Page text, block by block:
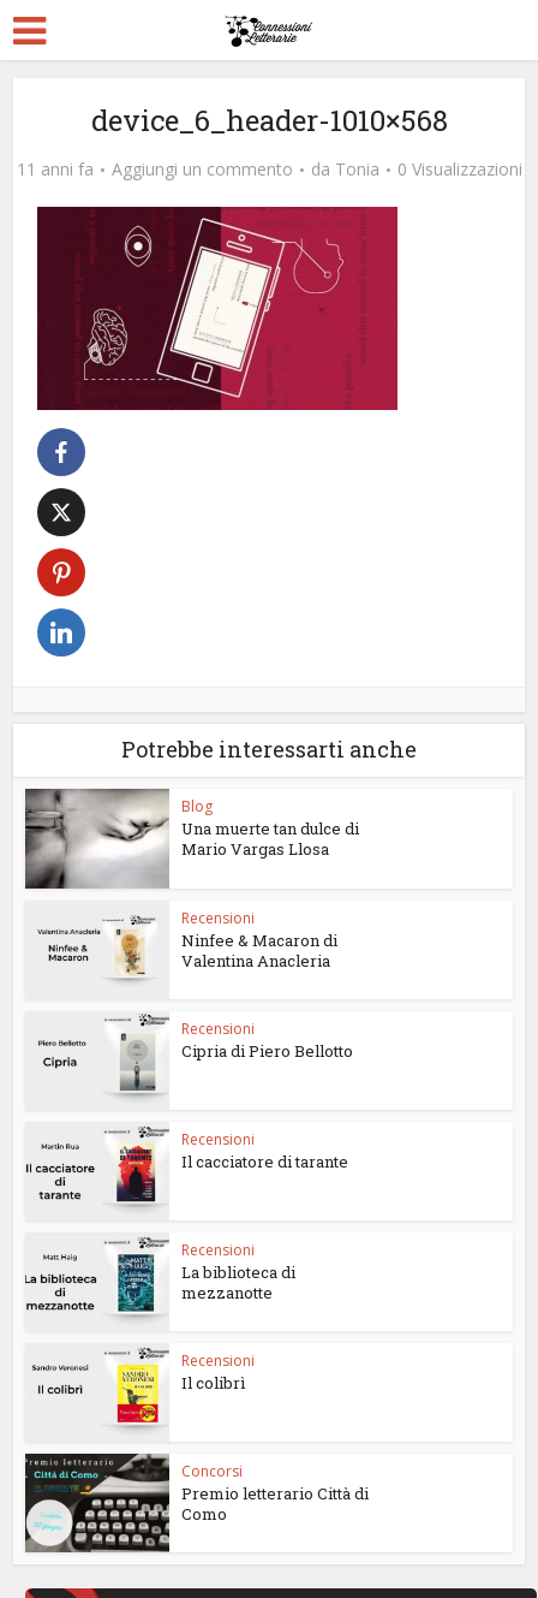
device_6_header-1010×568
11 anni fa Aggiungi un commento da Tonia 0 Visualizzazioni
Potrebbe interessarti anche
Blog
Una muerte tan dulce di
Mario Vargas Llosa
Recensioni
Ninfee & Macaron di
Valentina Anacleria
Recensioni
Cipria di Piero Bellotto
Recensioni
Il cacciatore di tarante
Recensioni
La biblioteca di
mezzanotte
Recensioni
Il colibrì
Concorsi
Premio letterario Città di
Como